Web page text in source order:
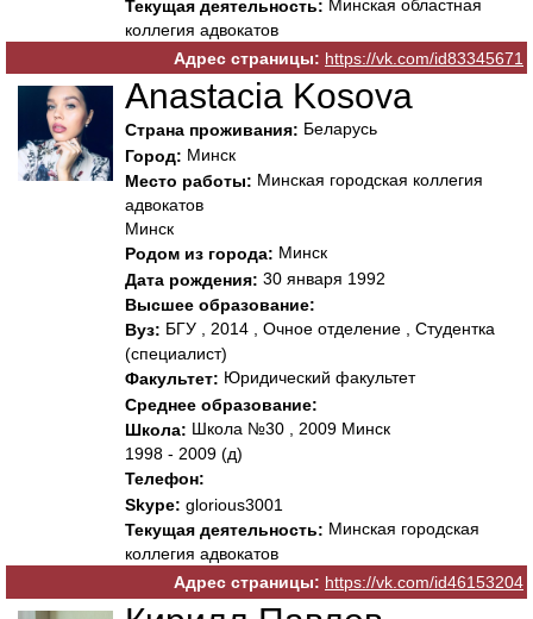
Текущая деятельность: Минская областная
коллегия адвокатов
Адрес страницы: https://vk.com/id83345671
Anastacia Kosova
Страна проживания: Беларусь
Город: Минск
Место работы: Минская городская коллегия
адвокатов
Минск
Родом из города: Минск
Дата рождения: 30 января 1992
Высшее образование:
Вуз: БГУ , 2014 , Очное отделение , Студентка
(специалист)
Факультет: Юридический факультет
Среднее образование:
Школа: Школа №30 , 2009 Минск
1998 - 2009 (д)
Телефон:
Skype: glorious3001
Текущая деятельность: Минская городская
коллегия адвокатов
Адрес страницы: https://vk.com/id46153204